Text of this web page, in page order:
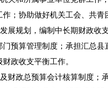
；协助做好机关工会、共青
规划，编制中长期财政收
预算管理制度；承担汇总
政收支平衡工作。
政总预算会计核算制度；